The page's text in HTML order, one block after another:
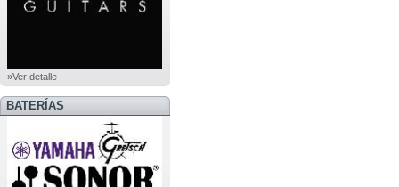
»Ver detalle
BATERÍAS